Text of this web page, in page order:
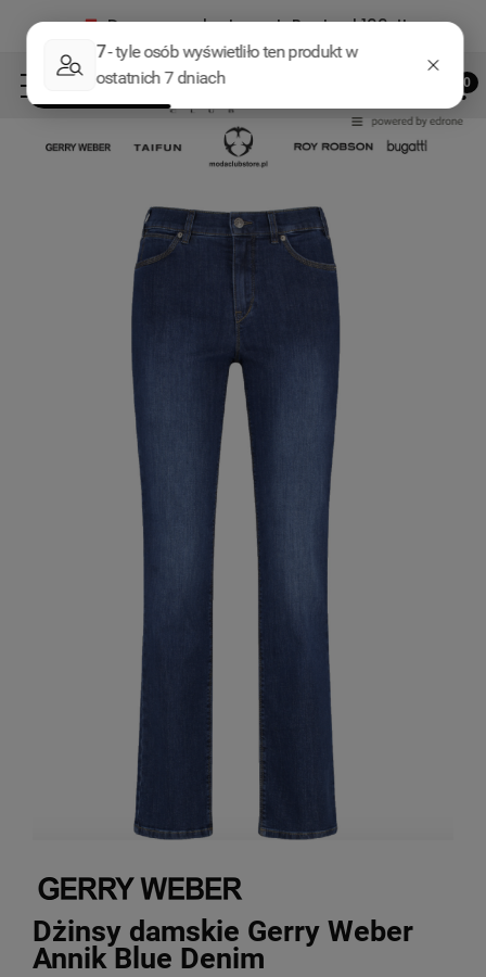
Darmowa dostawa InPost od 199zł!
Dżinsy damskie Gerry Weber
Annik Blue Denim